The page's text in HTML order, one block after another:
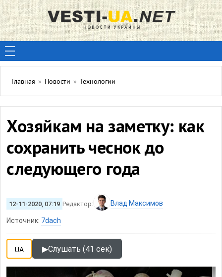
Главная » Новости » Технологии
Хозяйкам на заметку: как
сохранить чеснок до
следующего года
12-11-2020, 07:19 Редактор: Влад Максимов
Источник: 7dach
UA ▶Слушать (41 сек)